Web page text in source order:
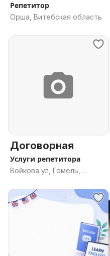
Репетитор
Орша, Витебская область
Договорная
Услуги репетитора
Войкова ул, Гомель,